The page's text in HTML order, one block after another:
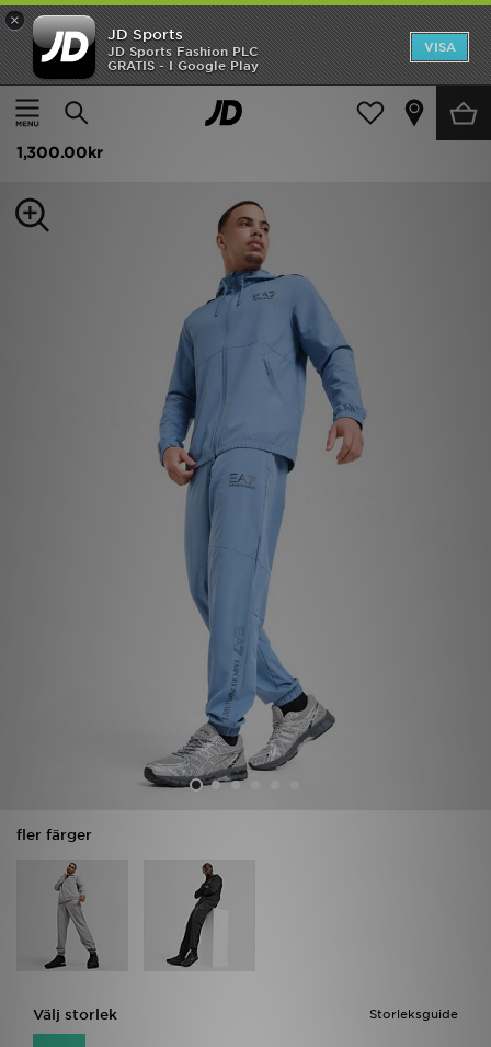
×
JD Sports
JD Sports Fashion PLC
GRATIS - I Google Play
VISA
Hem
Herr Herrkläder Träningsbyxor
EA7 Emporio Armani Ventus Track Pants
1,300.00kr
fler färger
Storleksguide
Välj storlek
Hem
Rea
Dam